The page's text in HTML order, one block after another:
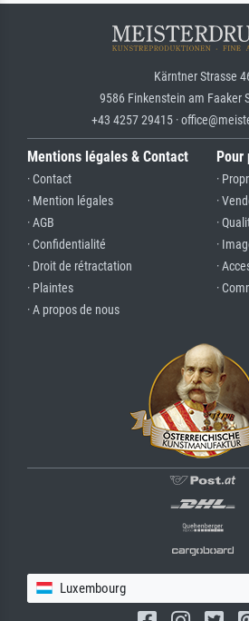
Kärntner Strasse
9586 Finkenstein am Faaker
+43 4257 29415 ·
Mentions légales & Contact
· Contact
· Mention légales
· AGB
· Confidentialité
· Droit de rétractation
· Plaintes
· A propos de nous
Pour
·
·
·
·
·
·
Luxembourg